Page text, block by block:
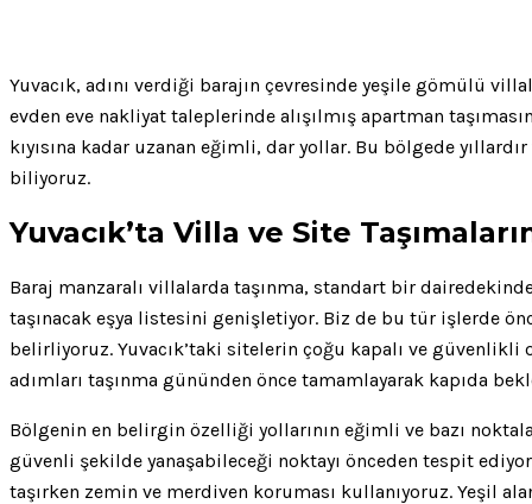
Yuvacık, adını verdiği barajın çevresinde yeşile gömülü
evden eve nakliyat taleplerinde alışılmış apartman
kıyısına kadar uzanan eğimli, dar yollar. Bu bölgede
biliyoruz.
Yuvacık’ta Villa ve Site
Baraj manzaralı villalarda taşınma, standart bir
taşınacak eşya listesini genişletiyor. Biz de bu tür işlerde
belirliyoruz. Yuvacık’taki sitelerin çoğu kapalı ve
adımları taşınma gününden önce tamamlayarak kapıda
Bölgenin en belirgin özelliği yollarının eğimli ve bazı
güvenli şekilde yanaşabileceği noktayı önceden tespit
taşırken zemin ve merdiven koruması kullanıyoruz. Yeşil